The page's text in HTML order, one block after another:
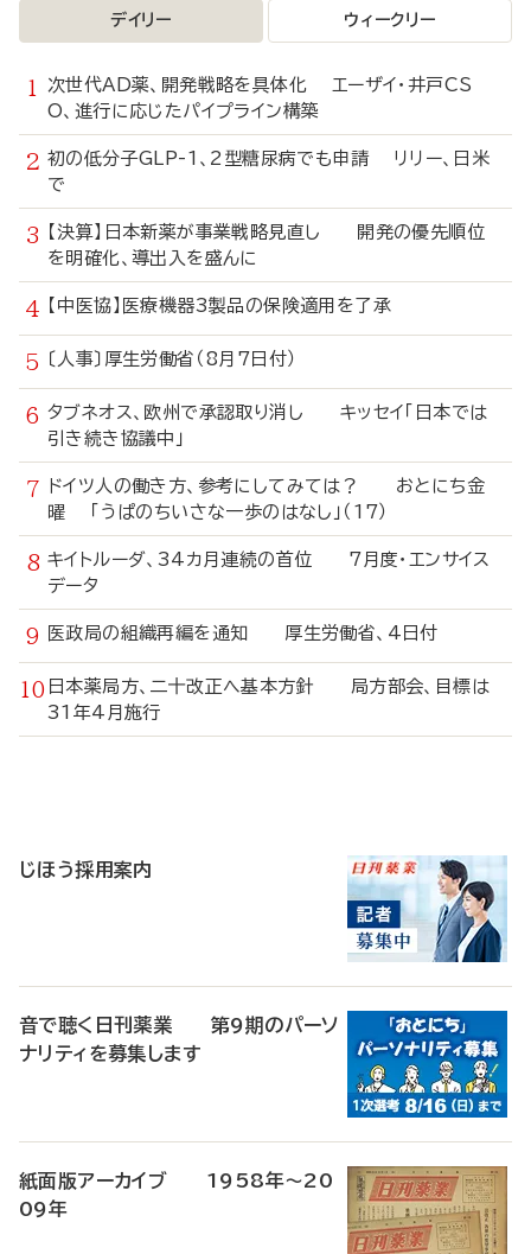
デイリー ウィークリー
次世代AD薬、開発戦略を具体化 エーザイ・井戸CS
O、進行に応じたパイプライン構築
初の低分子GLP-1、2型糖尿病でも申請 リリー、日米
で
【決算】日本新薬が事業戦略見直し 開発の優先順位
を明確化、導出入を盛んに
【中医協】医療機器3製品の保険適用を了承
〔人事〕厚生労働省（8月7日付）
タブネオス、欧州で承認取り消し キッセイ「日本では
引き続き協議中」
ドイツ人の働き方、参考にしてみては？ おとにち金
曜 「うぱのちいさな一歩のはなし」（17）
キイトルーダ、34カ月連続の首位 7月度・エンサイス
データ
医政局の組織再編を通知 厚生労働省、4日付
日本薬局方、二十改正へ基本方針 局方部会、目標は
31年4月施行
じほう採用案内
音で聴く日刊薬業 第9期のパーソ
ナリティを募集します
紙面版アーカイブ 1958年～20
09年